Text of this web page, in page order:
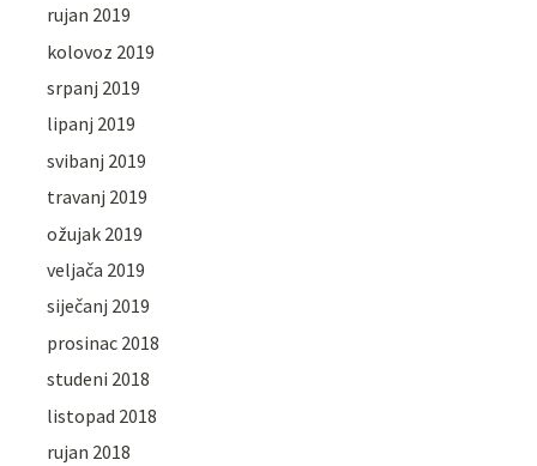
rujan 2019
kolovoz 2019
srpanj 2019
lipanj 2019
svibanj 2019
travanj 2019
ožujak 2019
veljača 2019
siječanj 2019
prosinac 2018
studeni 2018
listopad 2018
rujan 2018